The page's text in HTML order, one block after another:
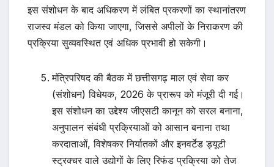
इस संशोधन के बाद अधिकरण में लंबित प्रकरणों का स्थानांतरण
राजस्व मंडल को किया जाएगा, जिससे अपीलों के निराकरण की
प्रक्रिया सुव्यवस्थित एवं अधिक प्रभावी हो सकेगी।
मंत्रिपरिषद की बैठक में छत्तीसगढ़ माल एवं सेवा कर
(संशोधन) विधेयक, 2026 के प्रारूप को मंजूरी दी गई।
इस संशोधन का उद्देश्य जीएसटी कानून को सरल बनाना,
अनुपालन संबंधी प्रक्रियाओं को आसान बनाना तथा
करदाताओं, विशेषकर निर्यातकों और इनवर्टेड ड्यूटी
स्ट्रक्चर वाले उद्योगों के लिए रिफंड प्रक्रिया को तेज